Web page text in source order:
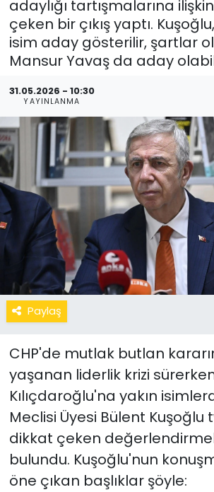
adaylığı tartışmalarına
çeken bir çıkış yaptı.
isim aday gösterilir, şartlar
Mansur Yavaş da aday
31.05.2026 - 10:30
YAYINLANMA
Paylaş
CHP'de mutlak butlan
yaşanan liderlik krizi
Kılıçdaroğlu'na yakın
Meclisi Üyesi Bülent Kuşoğlu
dikkat çeken
bulundu. Kuşoğlu'nun
öne çıkan başlıklar şöyle: